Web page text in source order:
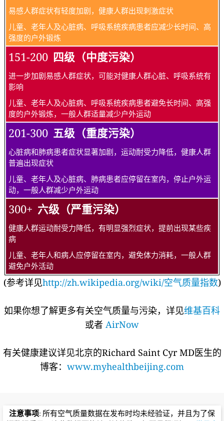
易感人群症状有轻度加剧，健康人群出现刺激症状
儿童、老年人及心脏病、呼吸系统疾病患者应减少长时间、高
强度的户外锻炼
151-200 四级（中度污染）
进一步加剧易感人群症状，可能对健康人群心脏、呼吸系统有
影响
儿童、老年人及心脏病、呼吸系统疾病患者避免长时间、高强
度的户外锻炼，一般人群适量减少户外运动
201-300 五级（重度污染）
心脏病和肺病患者症状显著加剧，运动耐受力降低，健康人群
普遍出现症状
儿童、老年人及心脏病、肺病患者应停留在室内，停止户外运
动，一般人群减少户外运动
300+ 六级（严重污染）
健康人群运动耐受力降低，有明显强烈症状，提前出现某些疾
病
儿童、老年人和病人应停留在室内，避免体力消耗，一般人群
避免户外活动
(参考详见http://zh.wikipedia.org/wiki/空气质量指数)
如果你想了解更多有关空气质量与污染，详见维基百科
或者 AirNow
有关健康建议详见北京的Richard Saint Cyr MD医生的
博客： www.myhealthbeijing.com
注意事项: 所有空气质量数据在发布时均未经验证，并且为了保